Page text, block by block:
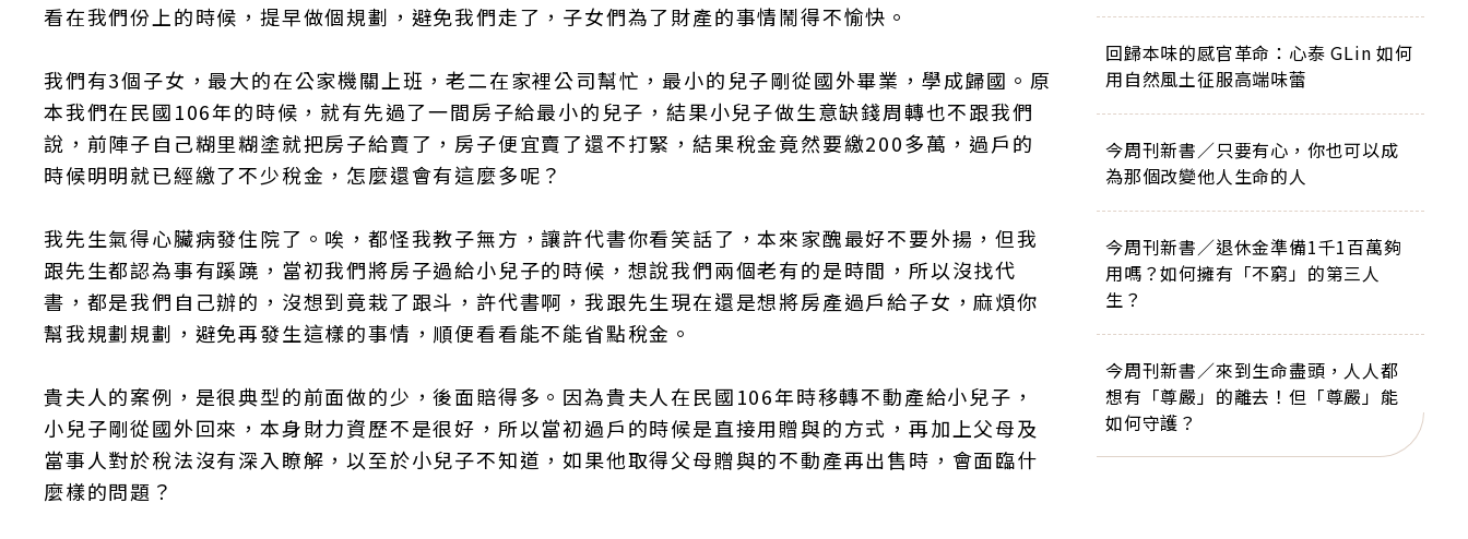
看在我們份上的時候，提早做個規劃，避免我們走了，子女們為了財產的事情鬧得不愉快。
我們有3個子女，最大的在公家機關上班，老二在家裡公司幫忙，最小的兒子剛從國外畢業，學成歸國。原
本我們在民國106年的時候，就有先過了一間房子給最小的兒子，結果小兒子做生意缺錢周轉也不跟我們
說，前陣子自己糊里糊塗就把房子給賣了，房子便宜賣了還不打緊，結果稅金竟然要繳200多萬，過戶的
時候明明就已經繳了不少稅金，怎麼還會有這麼多呢？
我先生氣得心臟病發住院了。唉，都怪我教子無方，讓許代書你看笑話了，本來家醜最好不要外揚，但我
跟先生都認為事有蹊蹺，當初我們將房子過給小兒子的時候，想說我們兩個老有的是時間，所以沒找代
書，都是我們自己辦的，沒想到竟栽了跟斗，許代書啊，我跟先生現在還是想將房產過戶給子女，麻煩你
幫我規劃規劃，避免再發生這樣的事情，順便看看能不能省點稅金。
貴夫人的案例，是很典型的前面做的少，後面賠得多。因為貴夫人在民國106年時移轉不動產給小兒子，
小兒子剛從國外回來，本身財力資歷不是很好，所以當初過戶的時候是直接用贈與的方式，再加上父母及
當事人對於稅法沒有深入瞭解，以至於小兒子不知道，如果他取得父母贈與的不動產再出售時，會面臨什
麼樣的問題？
回歸本味的感官革命：心泰 GLin 如何
用自然風土征服高端味蕾
今周刊新書／只要有心，你也可以成
為那個改變他人生命的人
今周刊新書／退休金準備1千1百萬夠
用嗎？如何擁有「不窮」的第三人
生？
今周刊新書／來到生命盡頭，人人都
想有「尊嚴」的離去！但「尊嚴」能
如何守護？